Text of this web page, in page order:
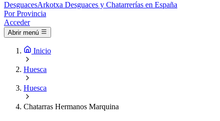
DesguacesArkotxa Desguaces y Chatarrerías en España
Por Provincia
Acceder
Abrir menú
Inicio
Huesca
Huesca
Chatarras Hermanos Marquina